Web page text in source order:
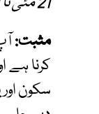
مثبت:
کرنا ہے
سکون